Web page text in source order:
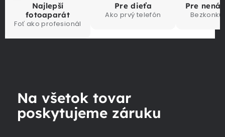
Najlepší
fotoaparát
Foť ako profesionál
Pre dieťa
Ako prvý telefón
Pre
Na všetok tovar
poskytujeme záruku